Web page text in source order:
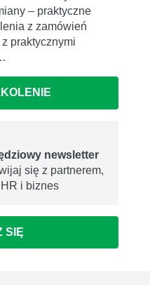
– praktyczne
z zamówień
praktycznymi
newsletter
się z partnerem,
i biznes
SIĘ